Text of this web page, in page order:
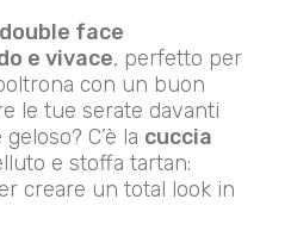
face
e vivace, perfetto per
con un buon
le tue serate davanti
C’è la cuccia
e stoffa tartan:
creare un total look in